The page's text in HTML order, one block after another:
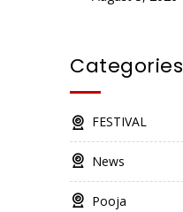
Categories
FESTIVAL
News
Pooja